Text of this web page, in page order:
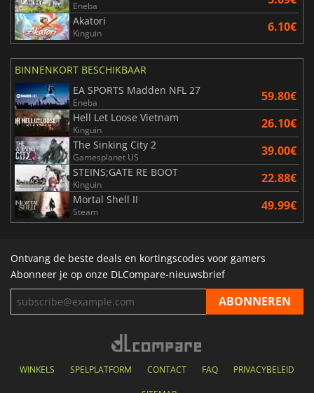
Eneba
Akatori
Kinguin 6.10€
BINNENKORT BESCHIKBAAR
EA SPORTS Madden NFL 27
Eneba 59.80€
Hell Let Loose Vietnam
Kinguin 26.10€
The Sinking City 2
Gamesplanet US 39.00€
STEINS;GATE RE BOOT
Kinguin 22.88€
Mortal Shell II
Steam 49.99€
Ontvang de beste deals en kortingscodes voor gamers
Abonneer je op onze DLCompare-nieuwsbrief
WINKELS SPELPLATFORM CONTACT FAQ PRIVACYBELEID